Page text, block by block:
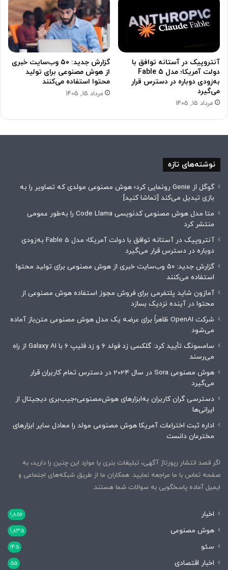
آنتروپیک در آستانه توافق با
دولت آمریکا؛ مدل Fable 5
به‌زودی دوباره در دسترس قرار
می‌گیرد
مرداد 15, 1405
گزارش جدید: ۵۰ وب‌سایت خبری
از هوش مصنوعی برای تولید
محتوا استفاده می‌کنند
مرداد 15, 1405
نوشته‌های تازه
گوگل از Genie رونمایی کرد؛ هوش مصنوعی مولدی که تصاویر را به
بازی تبدیل می‌کند [تماشا کنید]
متا مدل هوش مصنوعی کدنویسی Code Llama را به‌طور عمومی
منتشر کرد
آنتروپیک در آستانه توافق با دولت آمریکا؛ مدل Fable 5 به‌زودی
دوباره در دسترس قرار می‌گیرد
گزارش جدید: ۵۰ وب‌سایت خبری از هوش مصنوعی برای تولید محتوا
استفاده می‌کنند
آمازون شاید پلتفرمی برای فروش مجوز استفاده هوش مصنوعی از
محتوا در آینده نزدیک بسازد
شرکت OpenAI ظاهراً برای عرضه یک مدل هوش مصنوعی متن‌باز آماده
می‌شود
سامسونگ تأیید کرد: گلکسی زد فولد ۶ و زد فلیپ ۶ با Galaxy AI از راه
می‌رسند
هوش مصنوعی Sora در سال 2024 در دسترس تمام کاربران قرار
می‌گیرد
دسترسی گران کاربران به‌ابزارهای هوش‌مصنوعی؛جیب‌بری دیجیتال از
ایرانی‌ها
اداره ثبت اختراعات آمریکا هوش مصنوعی مولد را معادل سایر ابزارهای
مخترعان دانست
اگر قصد انتشار رپورتاژ آگهی، تبلیغات بنری یا موارد این چنین را دارید، به
صفحه تماس با ما مراجعه نمایید. همکاران ما از طریق شبکه‌های اجتماعی و
ایمیل آماده پاسخگویی به سوالات شما هستند.
اخبار 1,856
هوش مصنوعی 1,835
سئو 145
اخبار اقتصادی 55